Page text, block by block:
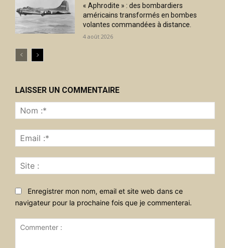
« Aphrodite » : des bombardiers
américains transformés en bombes
volantes commandées à distance.
4 août 2026
LAISSER UN COMMENTAIRE
:*
:*
:
Enregistrer mon nom, email et site web dans ce
navigateur pour la prochaine fois que je commenterai.